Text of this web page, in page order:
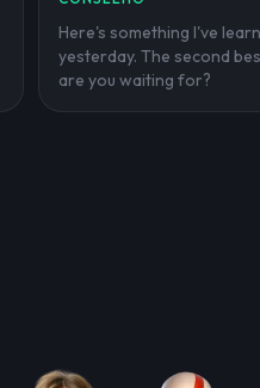
Here's something I've
yesterday. The second
are you waiting for?